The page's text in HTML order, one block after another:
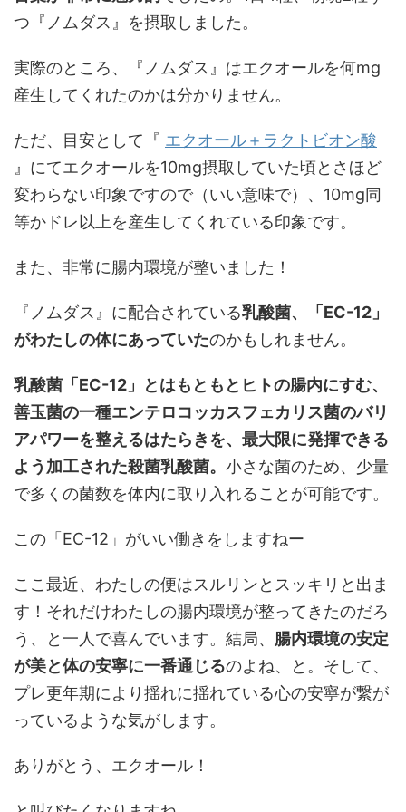
つ『ノムダス』を摂取しました。
実際のところ、『ノムダス』はエクオールを何mg
産生してくれたのかは分かりません。
ただ、目安として『 エクオール＋ラクトビオン酸
』にてエクオールを10mg摂取していた頃とさほど
変わらない印象ですので（いい意味で）、10mg同
等かドレ以上を産生してくれている印象です。
また、非常に腸内環境が整いました！
『ノムダス』に配合されている乳酸菌、「EC-12」
がわたしの体にあっていたのかもしれません。
乳酸菌「EC-12」とはもともとヒトの腸内にすむ、
善玉菌の一種エンテロコッカスフェカリス菌のバリ
アパワーを整えるはたらきを、最大限に発揮できる
よう加工された殺菌乳酸菌。 小さな菌のため、少量
で多くの菌数を体内に取り入れることが可能です。
この「EC-12」がいい働きをしますねー
ここ最近、わたしの便はスルリンとスッキリと出ま
す！それだけわたしの腸内環境が整ってきたのだろ
う、と一人で喜んでいます。結局、 腸内環境の安定
が美と体の安寧に一番通じるのよね、と。そして、
プレ更年期により揺れに揺れている心の安寧が繋が
っているような気がします。
ありがとう、エクオール！